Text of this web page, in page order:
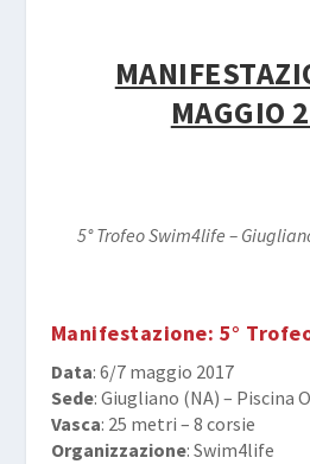
MAGGIO
5° Trofeo Swim4life –
Manifestazione: 5°
Data: 6/7 maggio 2017
Sede: Giugliano (NA) – Piscina
Vasca: 25 metri – 8 corsie
Organizzazione: Swim4life